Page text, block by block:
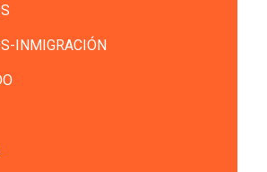
INMIGRACIÓN